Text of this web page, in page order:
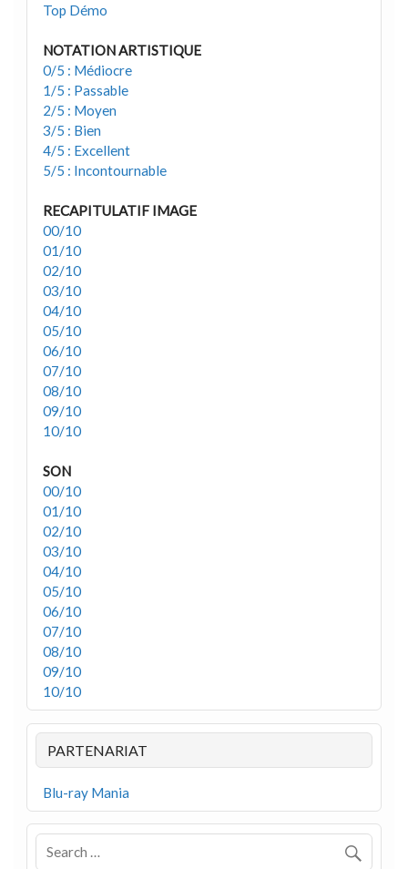
Top Démo
NOTATION ARTISTIQUE
0/5 : Médiocre
1/5 : Passable
2/5 : Moyen
3/5 : Bien
4/5 : Excellent
5/5 : Incontournable
RECAPITULATIF IMAGE
00/10
01/10
02/10
03/10
04/10
05/10
06/10
07/10
08/10
09/10
10/10
SON
00/10
01/10
02/10
03/10
04/10
05/10
06/10
07/10
08/10
09/10
10/10
PARTENARIAT
Blu-ray Mania